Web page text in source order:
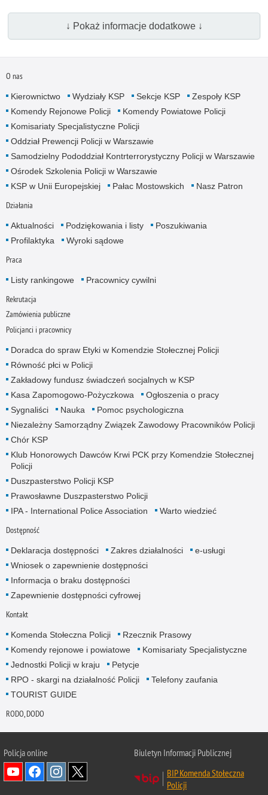
↓ Pokaż informacje dodatkowe ↓
O nas
Kierownictwo Wydziały KSP Sekcje KSP
Zespoły KSP
Komendy Rejonowe Policji
Komendy Powiatowe Policji
Komisariaty Specjalistyczne Policji
Oddział Prewencji Policji w Warszawie
Samodzielny Pododdział Kontrterrorystyczny Policji w Warszawie
Ośrodek Szkolenia Policji w Warszawie
KSP w Unii Europejskiej
Pałac Mostowskich Nasz Patron
Działania
Aktualności Podziękowania i listy
Poszukiwania
Profilaktyka
Wyroki sądowe
Praca
Listy rankingowe Pracownicy cywilni
Rekrutacja
Zamówienia publiczne
Policjanci i pracownicy
Doradca do spraw Etyki w Komendzie Stołecznej Policji
Równość płci w Policji
Zakładowy fundusz świadczeń socjalnych w KSP
Kasa Zapomogowo-Pożyczkowa
Ogłoszenia o pracy
Sygnaliści
Nauka
Pomoc psychologiczna
Niezależny Samorządny Związek Zawodowy Pracowników Policji
Chór KSP
Klub Honorowych Dawców Krwi PCK przy Komendzie Stołecznej
Policji
Duszpasterstwo Policji KSP
Prawosławne Duszpasterstwo Policji
IPA - International Police Association
Warto wiedzieć
Dostępność
Deklaracja dostępności Zakres działalności
e-usługi
Wniosek o zapewnienie dostępności
Informacja o braku dostępności
Zapewnienie dostępności cyfrowej
Kontakt
Komenda Stołeczna Policji
Rzecznik Prasowy
Komendy rejonowe i powiatowe
Komisariaty Specjalistyczne
Jednostki Policji w kraju
Petycje
RPO - skargi na działalność Policji
Telefony zaufania
TOURIST GUIDE
RODO, DODO
Policja online
Biuletyn Informacji Publicznej
BIP Komenda Stołeczna
Policji